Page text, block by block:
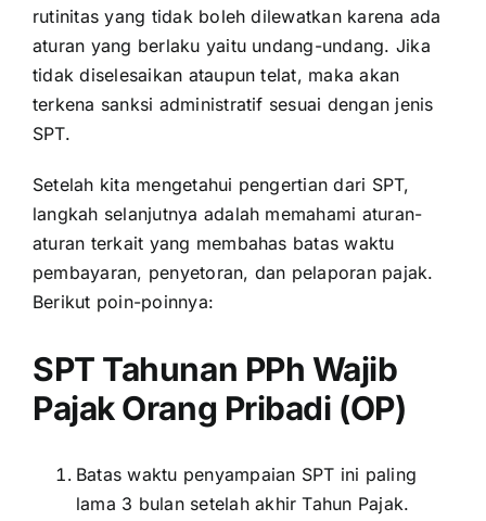
rutinitas yang tidak boleh dilewatkan karena ada
aturan yang berlaku yaitu undang-undang. Jika
tidak diselesaikan ataupun telat, maka akan
terkena sanksi administratif sesuai dengan jenis
SPT.
Setelah kita mengetahui pengertian dari SPT,
langkah selanjutnya adalah memahami aturan-
aturan terkait yang membahas batas waktu
pembayaran, penyetoran, dan pelaporan pajak.
Berikut poin-poinnya:
SPT Tahunan PPh Wajib
Pajak Orang Pribadi (OP)
Batas waktu penyampaian SPT ini paling
lama 3 bulan setelah akhir Tahun Pajak.